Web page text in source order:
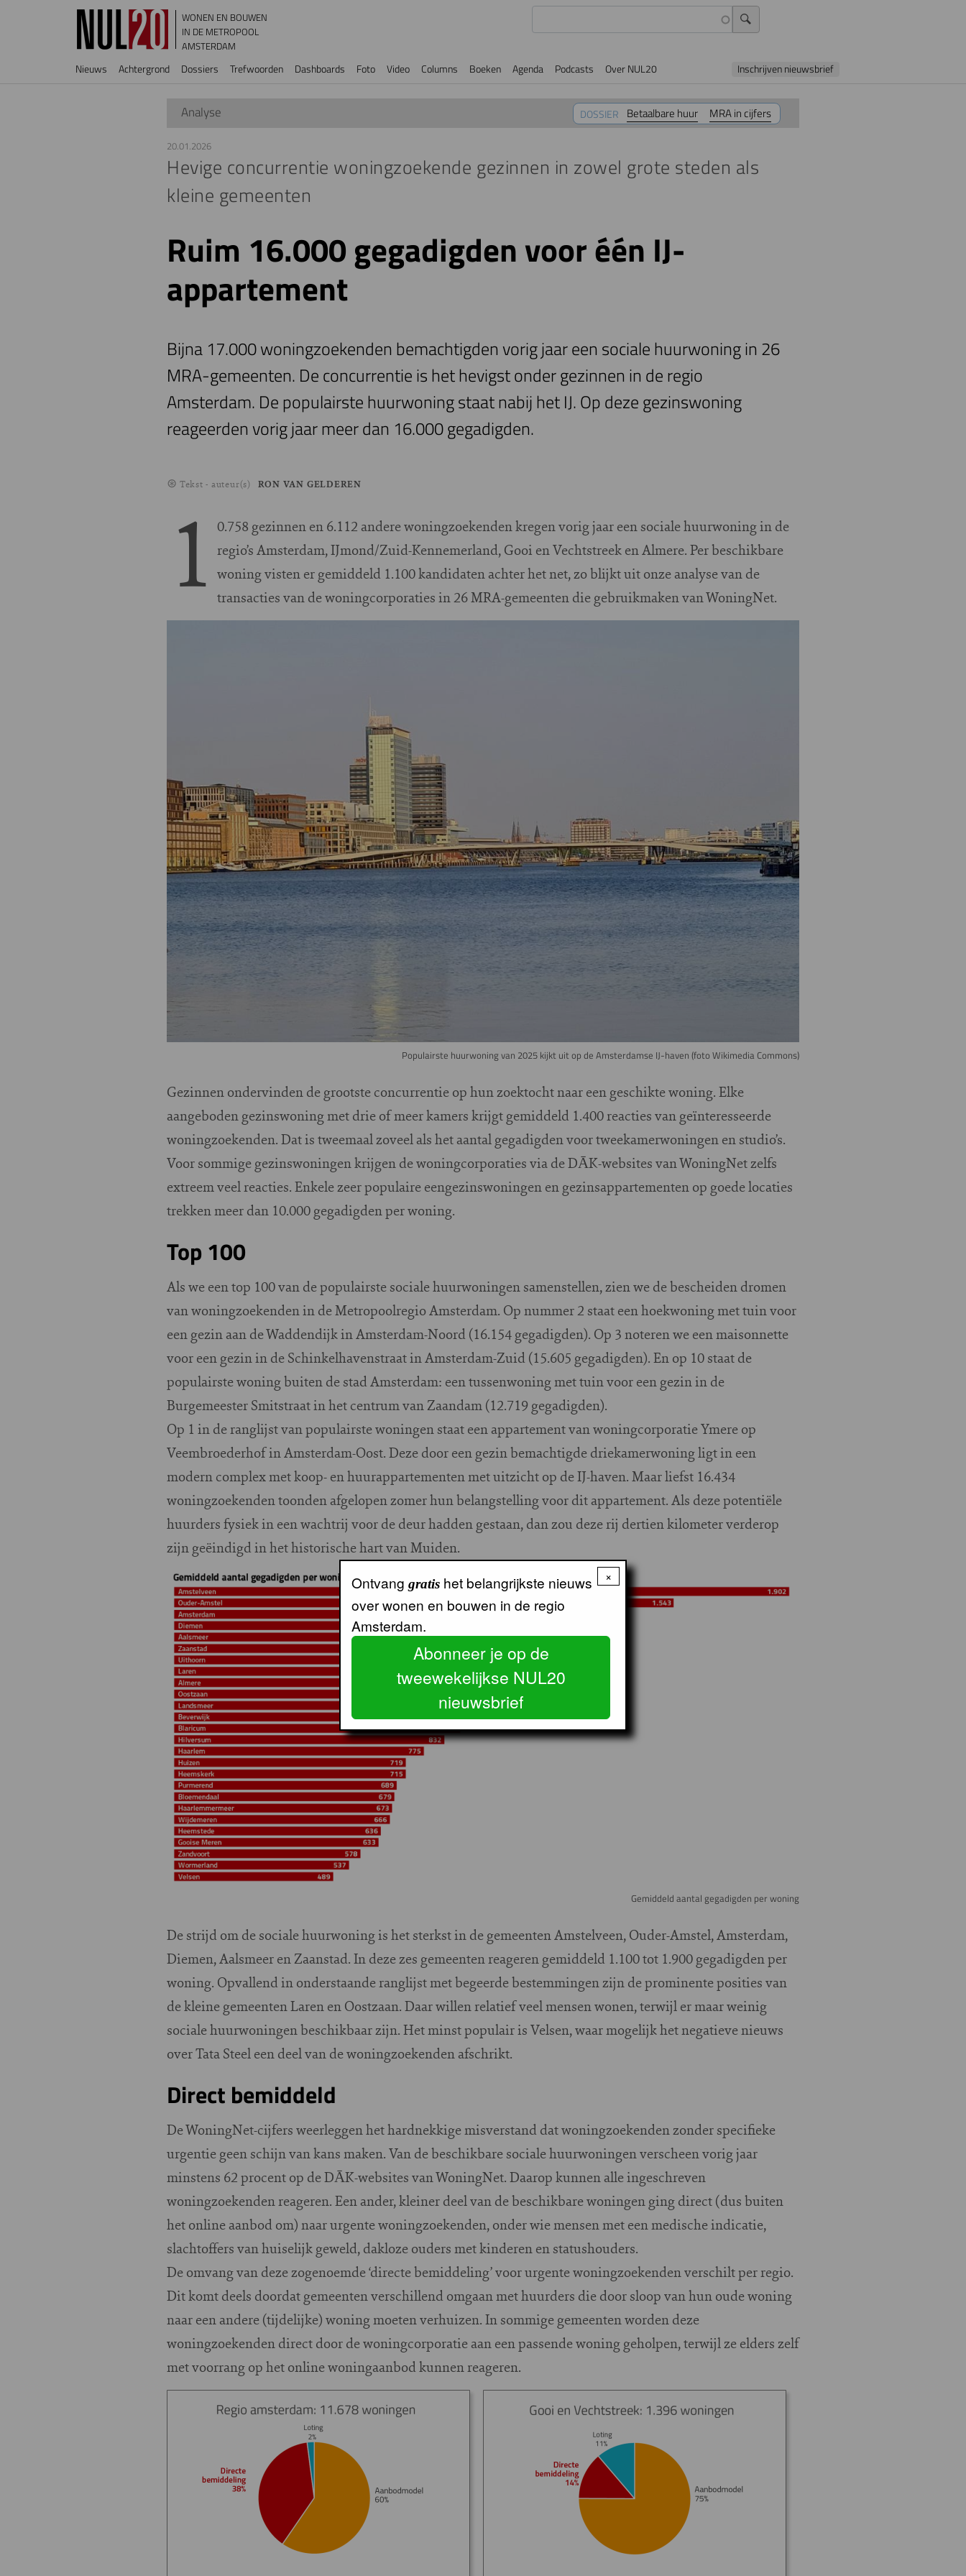
Overslaan en naar de inhoud gaan
WONEN EN BOUWEN
IN DE METROPOOL
AMSTERDAM
Hoofdnavigatie
Nieuws Achtergrond Dossiers Trefwoorden Dashboards Foto Video Columns Boeken Agenda Podcasts Over NUL20 Inschrijven nieuwsbrief
DOSSIER Betaalbare huur MRA in cijfers
Analyse
20.01.2026
Hevige concurrentie woningzoekende gezinnen in zowel grote steden als
kleine gemeenten
Ruim 16.000 gegadigden voor één IJ-
appartement
Bijna 17.000 woningzoekenden bemachtigden vorig jaar een sociale huurwoning in 26
MRA-gemeenten. De concurrentie is het hevigst onder gezinnen in de regio
Amsterdam. De populairste huurwoning staat nabij het IJ. Op deze gezinswoning
reageerden vorig jaar meer dan 16.000 gegadigden.
Tekst - auteur(s) RON VAN GELDEREN
1 0.758 gezinnen en 6.112 andere woningzoekenden kregen vorig jaar een sociale huurwoning in de
regio’s Amsterdam, IJmond/Zuid-Kennemerland, Gooi en Vechtstreek en Almere. Per beschikbare
woning visten er gemiddeld 1.100 kandidaten achter het net, zo blijkt uit onze analyse van de
transacties van de woningcorporaties in 26 MRA-gemeenten die gebruikmaken van WoningNet.
Populairste huurwoning van 2025 kijkt uit op de Amsterdamse IJ-haven (foto Wikimedia Commons)
Gezinnen ondervinden de grootste concurrentie op hun zoektocht naar een geschikte woning. Elke
aangeboden gezinswoning met drie of meer kamers krijgt gemiddeld 1.400 reacties van geïnteresseerde
woningzoekenden. Dat is tweemaal zoveel als het aantal gegadigden voor tweekamerwoningen en studio’s.
Voor sommige gezinswoningen krijgen de woningcorporaties via de DĀK-websites van WoningNet zelfs
extreem veel reacties. Enkele zeer populaire eengezinswoningen en gezinsappartementen op goede locaties
trekken meer dan 10.000 gegadigden per woning.
Top 100
Als we een top 100 van de populairste sociale huurwoningen samenstellen, zien we de bescheiden dromen
van woningzoekenden in de Metropoolregio Amsterdam. Op nummer 2 staat een hoekwoning met tuin voor
een gezin aan de Waddendijk in Amsterdam-Noord (16.154 gegadigden). Op 3 noteren we een maisonnette
voor een gezin in de Schinkelhavenstraat in Amsterdam-Zuid (15.605 gegadigden). En op 10 staat de
populairste woning buiten de stad Amsterdam: een tussenwoning met tuin voor een gezin in de
Burgemeester Smitstraat in het centrum van Zaandam (12.719 gegadigden).
Op 1 in de ranglijst van populairste woningen staat een appartement van woningcorporatie Ymere op
Veembroederhof in Amsterdam-Oost. Deze door een gezin bemachtigde driekamerwoning ligt in een
modern complex met koop- en huurappartementen met uitzicht op de IJ-haven. Maar liefst 16.434
woningzoekenden toonden afgelopen zomer hun belangstelling voor dit appartement. Als deze potentiële
huurders fysiek in een wachtrij voor de deur hadden gestaan, dan zou deze rij dertien kilometer verderop
zijn geëindigd in het historische hart van Muiden.
Image
Gemiddeld aantal gegadigden per woning
De strijd om de sociale huurwoning is het sterkst in de gemeenten Amstelveen, Ouder-Amstel, Amsterdam,
Diemen, Aalsmeer en Zaanstad. In deze zes gemeenten reageren gemiddeld 1.100 tot 1.900 gegadigden per
woning. Opvallend in onderstaande ranglijst met begeerde bestemmingen zijn de prominente posities van
de kleine gemeenten Laren en Oostzaan. Daar willen relatief veel mensen wonen, terwijl er maar weinig
sociale huurwoningen beschikbaar zijn. Het minst populair is Velsen, waar mogelijk het negatieve nieuws
over Tata Steel een deel van de woningzoekenden afschrikt.
Direct bemiddeld
De WoningNet-cijfers weerleggen het hardnekkige misverstand dat woningzoekenden zonder specifieke
urgentie geen schijn van kans maken. Van de beschikbare sociale huurwoningen verscheen vorig jaar
minstens 62 procent op de DĀK-websites van WoningNet. Daarop kunnen alle ingeschreven
woningzoekenden reageren. Een ander, kleiner deel van de beschikbare woningen ging direct (dus buiten
het online aanbod om) naar urgente woningzoekenden, onder wie mensen met een medische indicatie,
slachtoffers van huiselijk geweld, dakloze ouders met kinderen en statushouders.
De omvang van deze zogenoemde ‘directe bemiddeling’ voor urgente woningzoekenden verschilt per regio.
Dit komt deels doordat gemeenten verschillend omgaan met huurders die door sloop van hun oude woning
naar een andere (tijdelijke) woning moeten verhuizen. In sommige gemeenten worden deze
woningzoekenden direct door de woningcorporatie aan een passende woning geholpen, terwijl ze elders zelf
met voorrang op het online woningaanbod kunnen reageren.
×
Ontvang gratis het belangrijkste nieuws
over wonen en bouwen in de regio
Amsterdam.
Abonneer je op de
tweewekelijkse NUL20
nieuwsbrief